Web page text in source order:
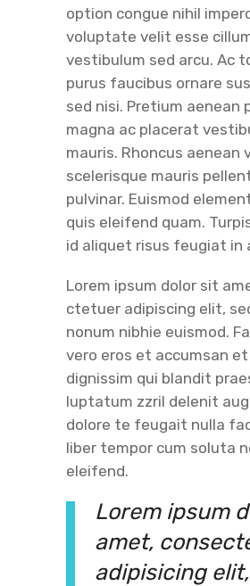
option congue nihil
voluptate velit esse
vestibulum sed arcu. Ac
purus faucibus ornare
sed nisi. Pretium aenean
magna ac placerat
mauris. Rhoncus aenean
scelerisque mauris
pulvinar. Euismod
quis eleifend quam.
id aliquet risus feugiat in
Lorem ipsum dolor sit
ctetuer adipiscing elit,
nonum nibhie euismod.
vero eros et accumsan
dignissim qui blandit
luptatum zzril delenit
dolore te feugait nulla
liber tempor cum soluta
eleifend.
Lorem ipsum
amet,
adipisicing